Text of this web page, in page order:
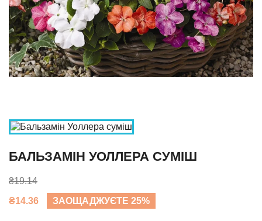
БАЛЬЗАМІН УОЛЛЕРА СУМІШ
₴19.14
₴14.36
ЗАОЩАДЖУЄТЕ 25%